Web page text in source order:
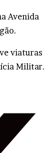
Avenida
viaturas
Militar.